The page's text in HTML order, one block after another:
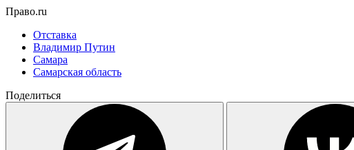
Право.ru
Отставка
Владимир Путин
Самара
Самарская область
Поделиться